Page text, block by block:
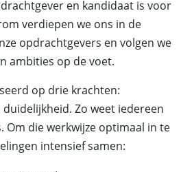
en kandidaat is voor
verdiepen we ons in de
opdrachtgevers en volgen we
ambities op de voet.
op drie krachten:
Zo weet iedereen
Om die werkwijze optimaal in te
intensief samen: